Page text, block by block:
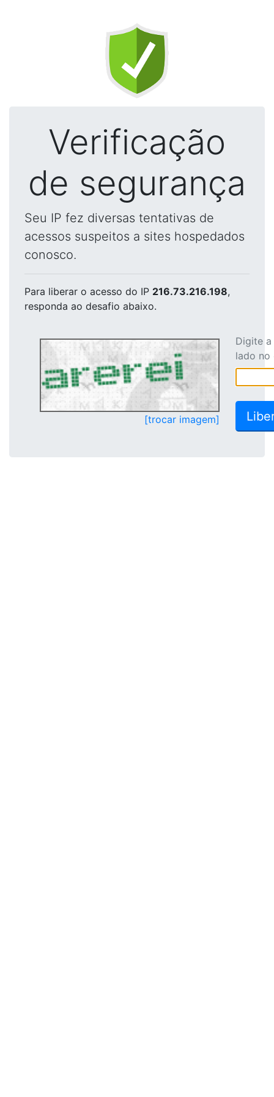
Verificação
de segurança
Seu IP fez diversas tentativas de
acessos suspeitos a sites hospedados
conosco.
Para liberar o acesso do IP 216.73.216.198,
responda ao desafio abaixo.
[trocar imagem]
Digite
lado no